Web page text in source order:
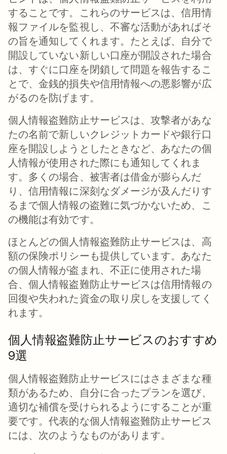
することです。これらのサービスは、信用情
報ファイルを監視し、不審な活動があればそ
の旨を通知してくれます。たとえば、自分で
開設していない新しい口座が開設された場合
は、すぐに口座を閉鎖して問題を報告するこ
とで、金銭的損失や信用情報への悪影響が広
がるのを防げます。
個人情報盗難防止サービスは、攻撃者があな
たの名前で新しいクレジットカードや銀行口
座を開設しようとしたときなど、あなたの個
人情報が使用された際にも通知してくれま
す。多くの場合、被害者は借金が膨らんだ
り、信用情報に深刻なダメージが及んだりす
るまで個人情報の盗難に気づかないため、こ
の機能は有効です。
ほとんどの個人情報盗難防止サービスは、高
額の保険ポリシーも提供しています。あなた
の個人情報が盗まれ、不正に使用された場
合、個人情報盗難防止サービスは信用情報の
回復や失われた資金の取り戻しを支援してく
れます。
個人情報盗難防止サービスのおすすめ
9選
個人情報盗難防止サービスにはさまざまな種
類があるため、自分に合ったプランを選び、
適切な補償を受けられるようにすることが重
要です。代表的な個人情報盗難防止サービス
には、次のようなものがあります。